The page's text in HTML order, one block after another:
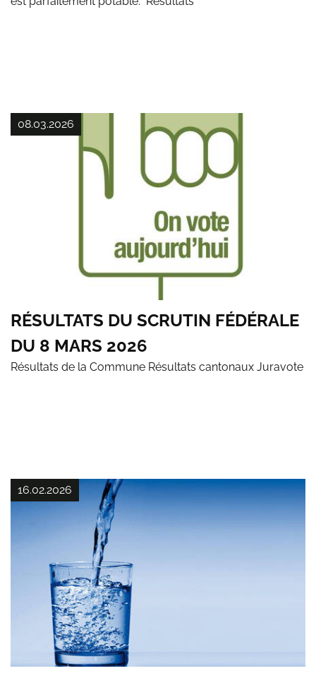
08.03.2026
RÉSULTATS DU SCRUTIN FÉDÉRALE
DU 8 MARS 2026
Résultats de la Commune Résultats cantonaux Juravote
16.02.2026